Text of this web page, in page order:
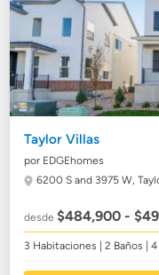
Taylor Villas
por EDGEhomes
6200 S and 3975 W,
desde$484,900 -
3 Habitaciones | 2 Baños | 4